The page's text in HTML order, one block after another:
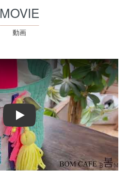
MOVIE
動画
Play